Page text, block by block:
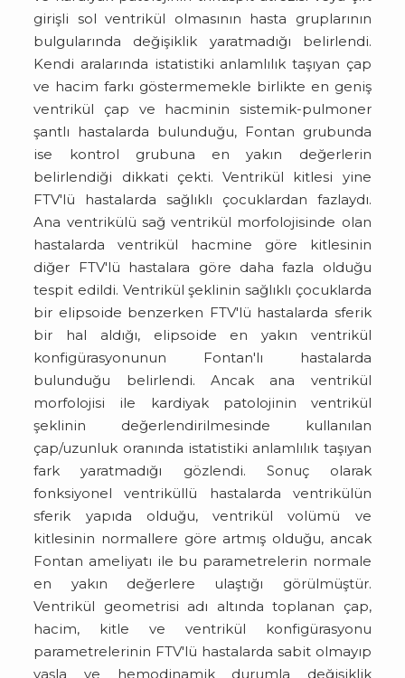
girişli sol ventrikül olmasının hasta gruplarının
bulgularında değişiklik yaratmadığı belirlendi.
Kendi aralarında istatistiki anlamlılık taşıyan çap
ve hacim farkı göstermemekle birlikte en geniş
ventrikül çap ve hacminin sistemik-pulmoner
şantlı hastalarda bulunduğu, Fontan grubunda
ise kontrol grubuna en yakın değerlerin
belirlendiği dikkati çekti. Ventrikül kitlesi yine
FTV'lü hastalarda sağlıklı çocuklardan fazlaydı.
Ana ventrikülü sağ ventrikül morfolojisinde olan
hastalarda ventrikül hacmine göre kitlesinin
diğer FTV'lü hastalara göre daha fazla olduğu
tespit edildi. Ventrikül şeklinin sağlıklı çocuklarda
bir elipsoide benzerken FTV'lü hastalarda sferik
bir hal aldığı, elipsoide en yakın ventrikül
konfigürasyonunun Fontan'lı hastalarda
bulunduğu belirlendi. Ancak ana ventrikül
morfolojisi ile kardiyak patolojinin ventrikül
şeklinin değerlendirilmesinde kullanılan
çap/uzunluk oranında istatistiki anlamlılık taşıyan
fark yaratmadığı gözlendi. Sonuç olarak
fonksiyonel ventriküllü hastalarda ventrikülün
sferik yapıda olduğu, ventrikül volümü ve
kitlesinin normallere göre artmış olduğu, ancak
Fontan ameliyatı ile bu parametrelerin normale
en yakın değerlere ulaştığı görülmüştür.
Ventrikül geometrisi adı altında toplanan çap,
hacim, kitle ve ventrikül konfigürasyonu
parametrelerinin FTV'lü hastalarda sabit olmayıp
yaşla ve hemodinamik durumla değişiklik